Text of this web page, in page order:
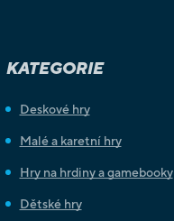
KATEGORIE
Deskové hry
Malé a karetní hry
Hry na hrdiny a gamebooky
Dětské hry